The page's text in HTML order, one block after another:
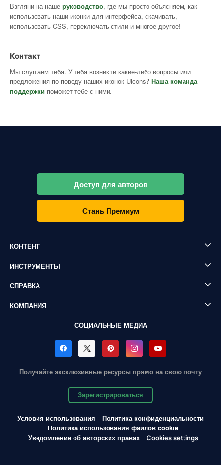
Взгляни на наше руководство, где мы просто объясняем, как
использовать наши иконки для интерфейса, скачивать,
использовать CSS, переключать стили и многое другое!
Контакт
Мы слушаем тебя. У тебя возникли какие-либо вопросы или
предложения по поводу наших иконок Uicons? Наша команда
поддержки поможет тебе с ними.
Доступ для авторов
Стань Премиум
КОНТЕНТ
ИНСТРУМЕНТЫ
СПРАВКА
КОМПАНИЯ
СОЦИАЛЬНЫЕ МЕДИА
Получайте эксклюзивные ресурсы прямо на свою почту
Зарегистрироваться
Условия использования
Политика конфиденциальности
Политика использования файлов cookie
Уведомление об авторских правах
Cookies settings